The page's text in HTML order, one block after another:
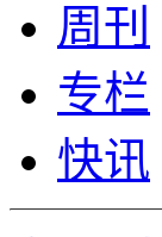
周刊
专栏
快讯